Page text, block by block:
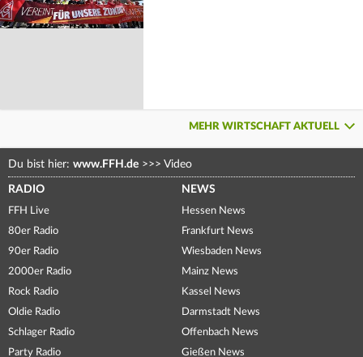
MEHR WIRTSCHAFT AKTUELL
Du bist hier: www.FFH.de >>> Video
RADIO
FFH Live
80er Radio
90er Radio
2000er Radio
Rock Radio
Oldie Radio
Schlager Radio
Party Radio
NEWS
Hessen News
Frankfurt News
Wiesbaden News
Mainz News
Kassel News
Darmstadt News
Offenbach News
Gießen News